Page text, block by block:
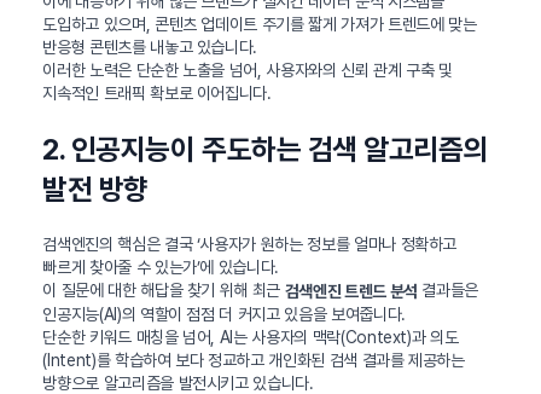
도입하고 있으며, 콘텐츠 업데이트 주기를 짧게 가져가 트렌드에 맞는
반응형 콘텐츠를 내놓고 있습니다.
이러한 노력은 단순한 노출을 넘어, 사용자와의 신뢰 관계 구축 및
지속적인 트래픽 확보로 이어집니다.
2. 인공지능이 주도하는 검색 알고리즘의
발전 방향
검색엔진의 핵심은 결국 ‘사용자가 원하는 정보를 얼마나 정확하고
빠르게 찾아줄 수 있는가’에 있습니다.
이 질문에 대한 해답을 찾기 위해 최근 검색엔진 트렌드 분석 결과들은
인공지능(AI)의 역할이 점점 더 커지고 있음을 보여줍니다.
단순한 키워드 매칭을 넘어, AI는 사용자의 맥락(Context)과 의도
(Intent)를 학습하여 보다 정교하고 개인화된 검색 결과를 제공하는
방향으로 알고리즘을 발전시키고 있습니다.